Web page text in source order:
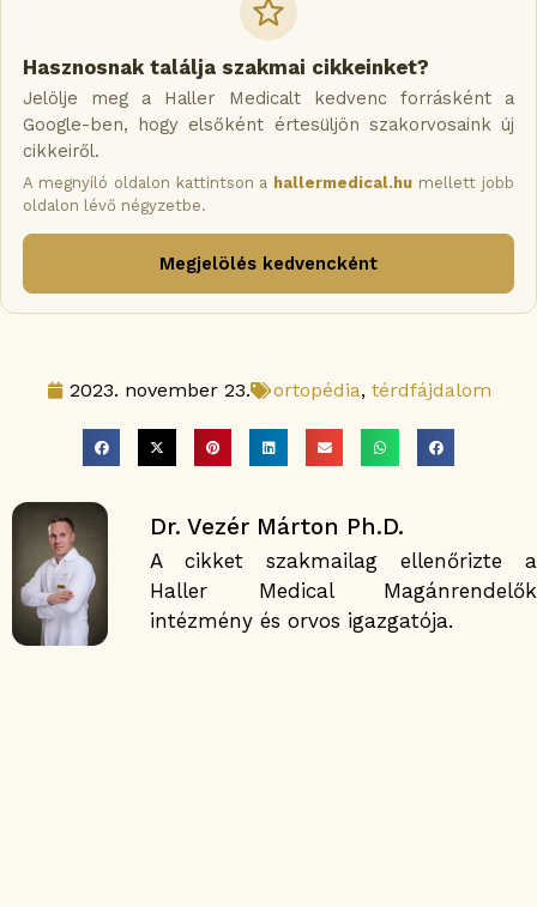
Hasznosnak találja szakmai cikkeinket?
Jelölje meg a Haller Medicalt kedvenc forrásként a
Google-ben, hogy elsőként értesüljön szakorvosaink új
cikkeiről.
A megnyíló oldalon kattintson a hallermedical.hu mellett jobb
oldalon lévő négyzetbe.
Megjelölés kedvencként
2023. november 23. ortopédia, térdfájdalom
Dr. Vezér Márton Ph.D.
A cikket szakmailag ellenőrizte a
Haller Medical Magánrendelők
intézmény és orvos igazgatója.